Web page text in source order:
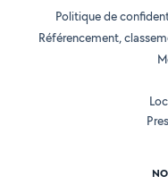
Politique de
Référencement,